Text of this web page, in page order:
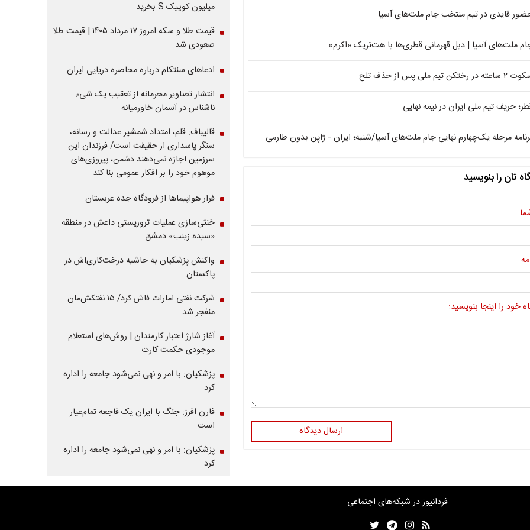
قایدی در تیم منتخب جام ملت‌های آسیا
ملت‌های آسیا | دبل قهرمانی قطری‌ها با هت‌تریک «اکرم»
در رختکن تیم ملی پس از حذف تلخ
حریف تیم ملی ایران در نیمه نهایی
مرحله یک‌چهارم نهایی جام ملت‌های آسیا/شنبه؛ ایران - ژاپن بدون طارمی
تان را بنویسید
خود را اینجا بنویسید:
ارسال دیدگاه
میلیون کوییک S بخرید
قیمت طلا و سکه امروز ۱۷ مرداد ۱۴۰۵ | قیمت طلا
صعودی شد
ادعاهای سنتکام درباره محاصره دریایی ایران
انتشار تصاویر محرمانه از تعقیب یک شیء
ناشناس در آسمان خاورمیانه
قالیباف: قلم، امتداد شمشیر عدالت و رسانه،
سنگر پاسداری از حقیقت است/ فرزندان این
سرزمین اجازه نمی‌دهند دشمن، پیروزی‌های
موهوم خود را بر افکار عمومی بنا کند
فرار هواپیماها از فرودگاه جده عربستان
خنثی‌سازی عملیات تروریستی داعش در منطقه
«سیده زینب» دمشق
واکنش پزشکیان به حاشیه درخت‌کاری‌اش در
پاکستان
شرکت نفتی امارات فاش کرد/ ۱۵ نفتکش‌مان
منفجر شد
آغاز شارژ اعتبار کارمندان | روش‌های استعلام
موجودی حکمت کارت
پزشکیان: با امر و نهی نمی‌شود جامعه را اداره
کرد
فارن افرز: جنگ با ایران یک فاجعه تمام‌عیار
است
پزشکیان: با امر و نهی نمی‌شود جامعه را اداره
کرد
فردانیوز در شبکه‌های اجتماعی